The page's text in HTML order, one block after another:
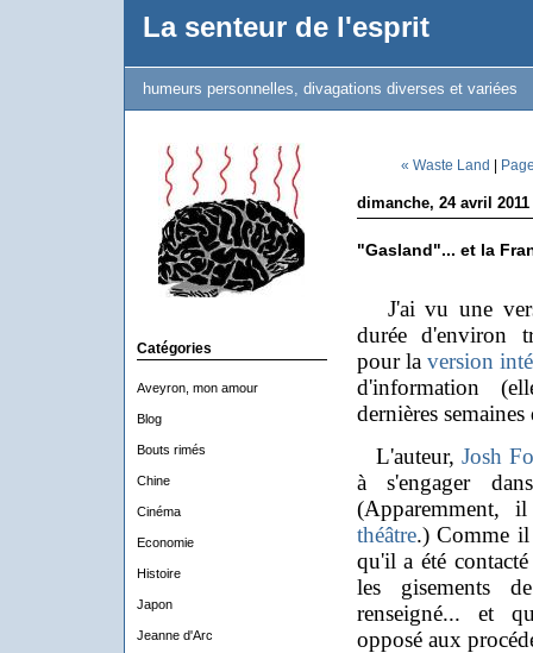
La senteur de l'esprit
humeurs personnelles, divagations diverses et variées
Catégories
Aveyron, mon amour
Blog
Bouts rimés
Chine
Cinéma
Economie
Histoire
Japon
Jeanne d'Arc
« Waste Land |
dimanche, 24 avril 2011
"Gasland"... et la
J'ai vu une
durée d'environ
pour la version
d'information
dernières
L'auteur, Josh
à s'engager
théâtre.) Comme il
qu'il a été
les gisements
renseigné... et
opposé aux